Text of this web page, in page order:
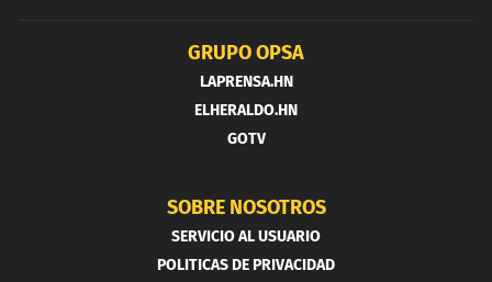
GRUPO OPSA
LAPRENSA.HN
ELHERALDO.HN
GOTV
SOBRE NOSOTROS
SERVICIO AL USUARIO
POLITICAS DE PRIVACIDAD